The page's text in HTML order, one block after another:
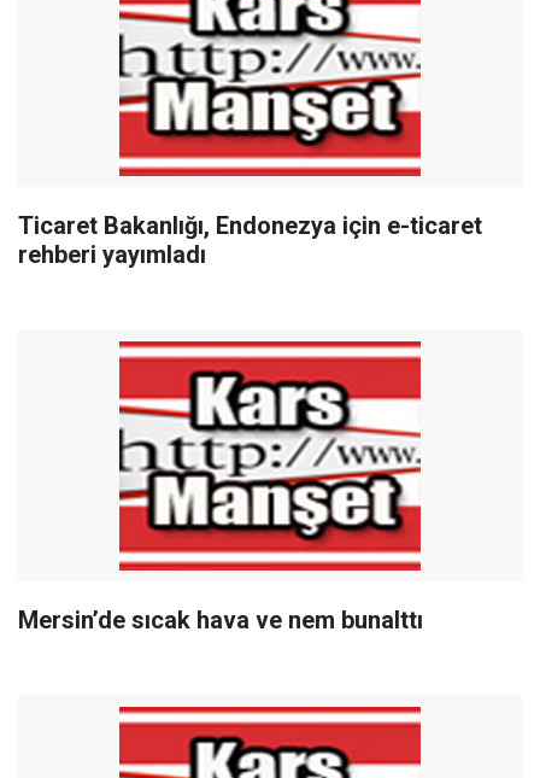
Ticaret Bakanlığı, Endonezya için e-ticaret
rehberi yayımladı
Mersin’de sıcak hava ve nem bunalttı